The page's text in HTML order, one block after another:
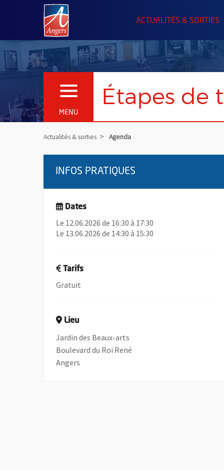
Angers.fr : Retour à l'accueil
ACTUALITÉS & SORTIES
MENU
OUVRIR LE MENU Étapes de
Actualités & sorties Agenda
INFOS PRATIQUES
Dates
Le 12.06.2026 de 16:30 à 17:30
Le 13.06.2026 de 14:30 à 15:30
Tarifs
Gratuit
Lieu
Jardin des Beaux-arts
Boulevard du Roi René
Angers